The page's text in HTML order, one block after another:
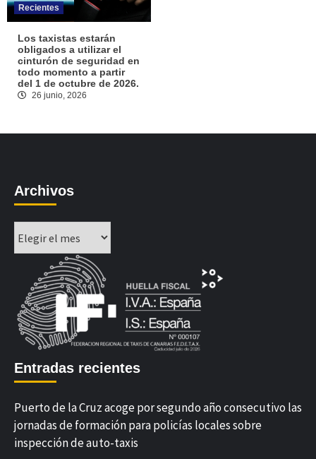
Recientes
Los taxistas estarán
obligados a utilizar el
cinturón de seguridad en
todo momento a partir
del 1 de octubre de 2026.
26 junio, 2026
Archivos
Entradas recientes
Puerto de la Cruz acoge por segundo año consecutivo las
jornadas de formación para policías locales sobre
inspección de auto-taxis